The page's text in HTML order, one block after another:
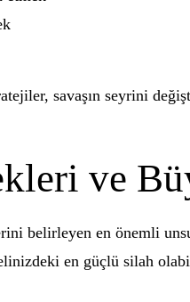
savaşın seyrini
ve
belirleyen en önemli
en güçlü silah